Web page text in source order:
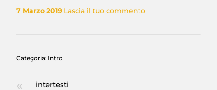
7 Marzo 2019 Lascia il tuo commento
Categoria: Intro
intertesti